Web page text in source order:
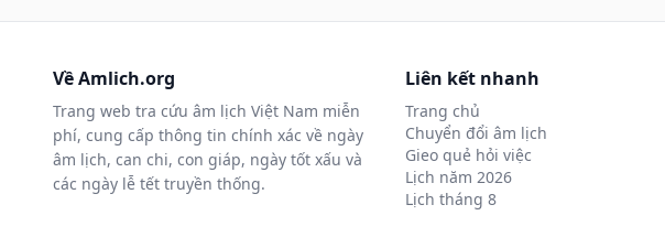
Về Amlich.org
Trang web tra cứu âm lịch Việt Nam miễn
phí, cung cấp thông tin chính xác về ngày
âm lịch, can chi, con giáp, ngày tốt xấu và
các ngày lễ tết truyền thống.
Liên kết nhanh
Trang chủ
Chuyển đổi âm lịch
Gieo quẻ hỏi việc
Lịch năm 2026
Lịch tháng 8